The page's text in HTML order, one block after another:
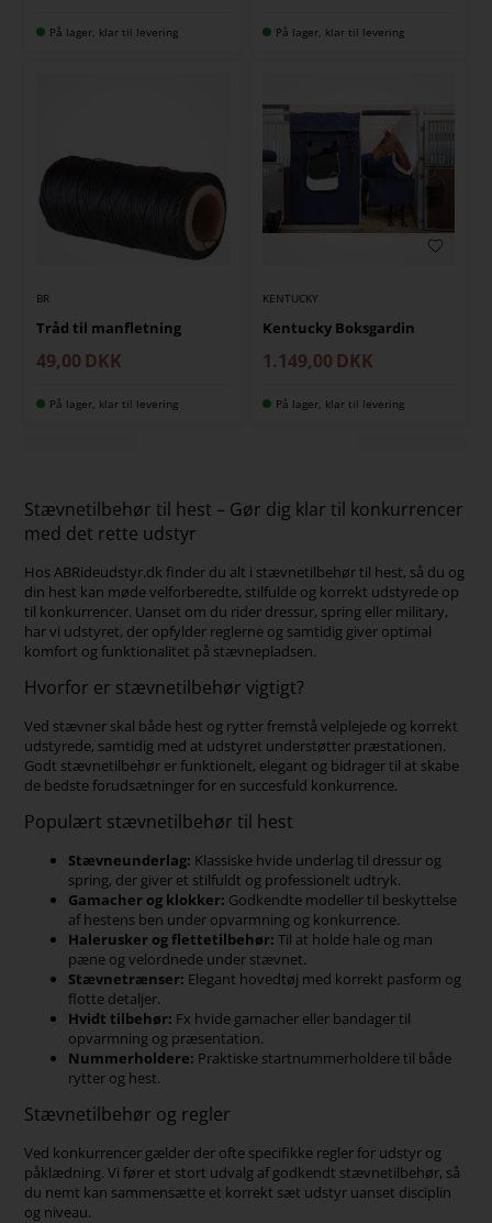
På lager, klar til levering På lager, klar til levering
BR
Tråd til manfletning
49,00 DKK
På lager, klar til levering
KENTUCKY
Kentucky Boksgardin
1.149,00 DKK
På lager, klar til levering
Stævnetilbehør til hest – Gør dig klar til konkurrencer
med det rette udstyr
Hos ABRideudstyr.dk finder du alt i stævnetilbehør til hest, så du og
din hest kan møde velforberedte, stilfulde og korrekt udstyrede op
til konkurrencer. Uanset om du rider dressur, spring eller military,
har vi udstyret, der opfylder reglerne og samtidig giver optimal
komfort og funktionalitet på stævnepladsen.
Hvorfor er stævnetilbehør vigtigt?
Ved stævner skal både hest og rytter fremstå velplejede og korrekt
udstyrede, samtidig med at udstyret understøtter præstationen.
Godt stævnetilbehør er funktionelt, elegant og bidrager til at skabe
de bedste forudsætninger for en succesfuld konkurrence.
Populært stævnetilbehør til hest
Stævneunderlag: Klassiske hvide underlag til dressur og
spring, der giver et stilfuldt og professionelt udtryk.
Gamacher og klokker: Godkendte modeller til beskyttelse
af hestens ben under opvarmning og konkurrence.
Halerusker og flettetilbehør: Til at holde hale og man
pæne og velordnede under stævnet.
Stævnetrænser: Elegant hovedtøj med korrekt pasform og
flotte detaljer.
Hvidt tilbehør: Fx hvide gamacher eller bandager til
opvarmning og præsentation.
Nummerholdere: Praktiske startnummerholdere til både
rytter og hest.
Stævnetilbehør og regler
Ved konkurrencer gælder der ofte specifikke regler for udstyr og
påklædning. Vi fører et stort udvalg af godkendt stævnetilbehør, så
du nemt kan sammensætte et korrekt sæt udstyr uanset disciplin
og niveau.